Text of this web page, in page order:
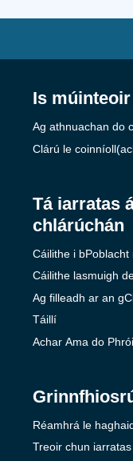
Is
Ag athnuachan do
Clárú le
Tá iarratas
chlárúchán
Cáilithe i bPoblacht
Cáilithe lasmuigh
Ag filleadh ar an
Táillí
Achar Ama do
Réamhrá le
Treoir chun